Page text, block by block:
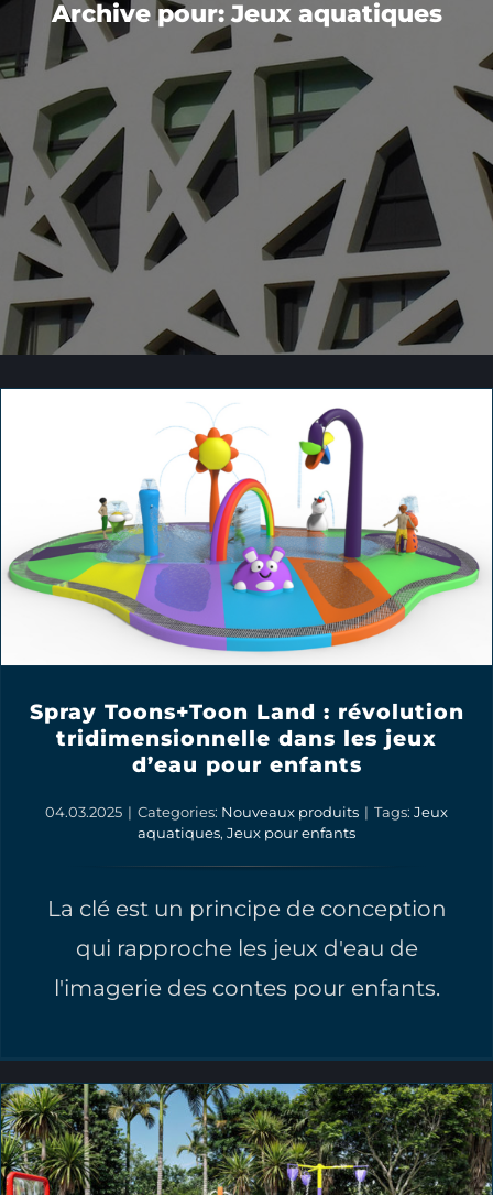
Archive pour: Jeux aquatiques
Spray Toons+Toon Land : révolution
tridimensionnelle dans les jeux
d’eau pour enfants
04.03.2025 | Categories: Nouveaux produits | Tags: Jeux
aquatiques, Jeux pour enfants
La clé est un principe de conception
qui rapproche les jeux d'eau de
l'imagerie des contes pour enfants.